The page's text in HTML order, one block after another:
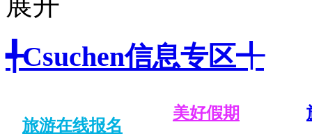
╃Csuchen信息专区╃
旅游在线报名
美好假期